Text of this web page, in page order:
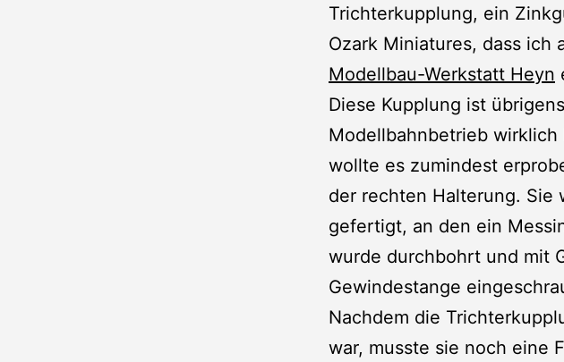
Trichterkupplung, ein
Ozark Miniatures, dass ich
Modellbau-Werkstatt Heyn
Diese Kupplung ist
Modellbahnbetrieb
wollte es zumindest
der rechten Halterung. Sie
gefertigt, an den ein
wurde durchbohrt und mit
Gewindestange
Nachdem die
war, musste sie noch eine